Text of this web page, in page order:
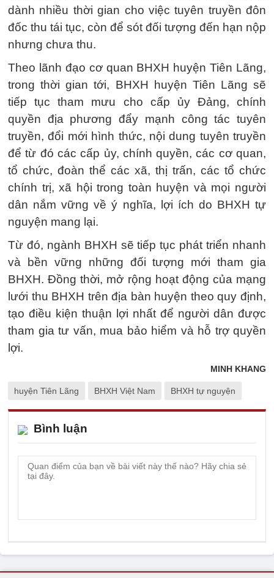
dành nhiều thời gian cho việc tuyên truyền đôn
đốc thu tái tục, còn để sót đối tượng đến hạn nộp
nhưng chưa thu.
Theo lãnh đạo cơ quan BHXH huyện Tiên Lãng,
trong thời gian tới, BHXH huyện Tiên Lãng sẽ
tiếp tục tham mưu cho cấp ủy Đảng, chính
quyền địa phương đẩy mạnh công tác tuyên
truyền, đổi mới hình thức, nội dung tuyên truyền
để từ đó các cấp ủy, chính quyền, các cơ quan,
tổ chức, đoàn thể các xã, thị trấn, các tổ chức
chính trị, xã hội trong toàn huyện và mọi người
dân nắm vững về ý nghĩa, lợi ích do BHXH tự
nguyện mang lại.
Từ đó, ngành BHXH sẽ tiếp tục phát triển nhanh
và bền vững những đối tượng mới tham gia
BHXH. Đồng thời, mở rộng hoạt động của mạng
lưới thu BHXH trên địa bàn huyện theo quy định,
tạo điều kiện thuận lợi nhất để người dân được
tham gia tư vấn, mua bảo hiểm và hỗ trợ quyền
lợi.
MINH KHANG
huyện Tiên Lãng BHXH Việt Nam BHXH tự nguyện
Bình luận